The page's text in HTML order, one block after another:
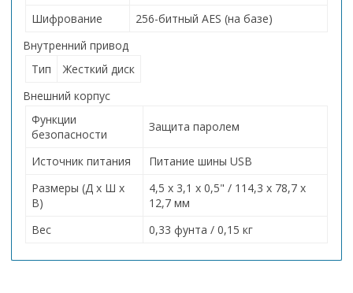
Шифрование
256-битный AES (на базе)
Внутренний привод
Тип
Жесткий диск
Внешний корпус
Функции
безопасности
Защита паролем
Источник питания
Питание шины USB
Размеры (Д x Ш x
В)
4,5 x 3,1 x 0,5" / 114,3 x 78,7 x
12,7 мм
Вес
0,33 фунта / 0,15 кг